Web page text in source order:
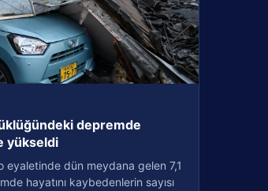
depremde
yükseldi
eyaletinde dün meydana gelen 7,1
hayatını kaybedenlerin sayısı